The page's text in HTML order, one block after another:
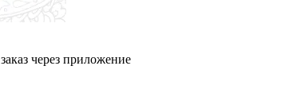
через приложение